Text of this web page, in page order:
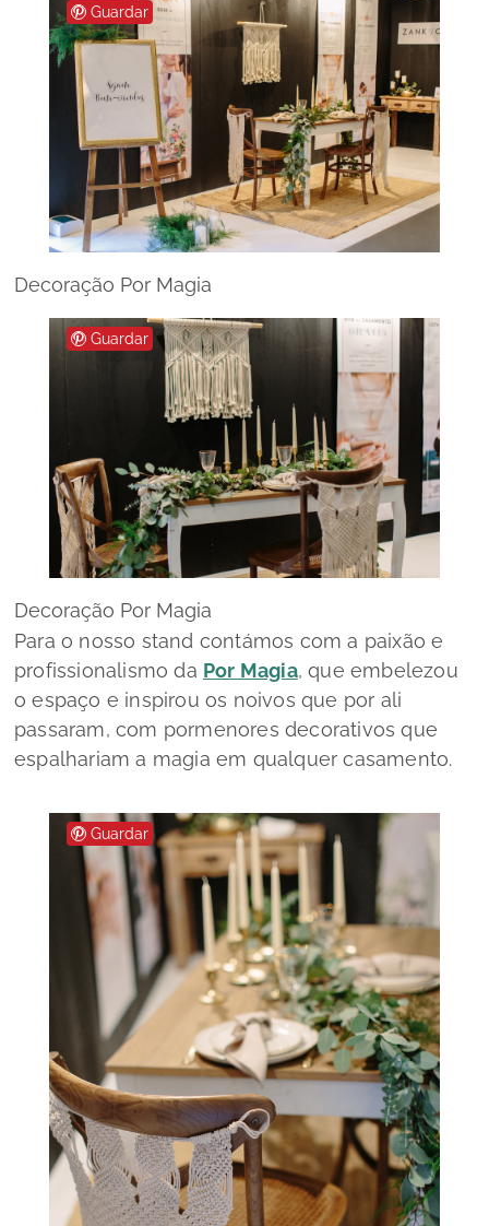
Guardar
Decoração Por Magia
Guardar
Decoração Por Magia
Para o nosso stand contámos com a paixão e
profissionalismo da Por Magia, que embelezou
o espaço e inspirou os noivos que por ali
passaram, com pormenores decorativos que
espalhariam a magia em qualquer casamento.
Guardar